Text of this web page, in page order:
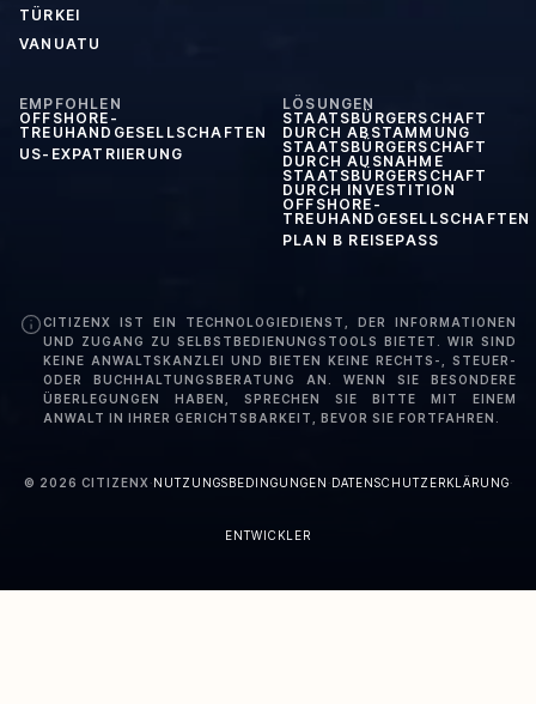
TÜRKEI
VANUATU
EMPFOHLEN
OFFSHORE-
TREUHANDGESELLSCHAFTEN
US-EXPATRIIERUNG
LÖSUNGEN
STAATSBÜRGERSCHAFT
DURCH ABSTAMMUNG
STAATSBÜRGERSCHAFT
DURCH AUSNAHME
STAATSBÜRGERSCHAFT
DURCH INVESTITION
OFFSHORE-
TREUHANDGESELLSCHAFTEN
PLAN B REISEPASS
CITIZENX IST EIN TECHNOLOGIEDIENST, DER INFORMATIONEN
UND ZUGANG ZU SELBSTBEDIENUNGSTOOLS BIETET. WIR SIND
KEINE ANWALTSKANZLEI UND BIETEN KEINE RECHTS-, STEUER-
ODER BUCHHALTUNGSBERATUNG AN. WENN SIE BESONDERE
ÜBERLEGUNGEN HABEN, SPRECHEN SIE BITTE MIT EINEM
ANWALT IN IHRER GERICHTSBARKEIT, BEVOR SIE FORTFAHREN.
© 2026 CITIZENX ·NUTZUNGSBEDINGUNGEN ·DATENSCHUTZERKLÄRUNG·
ENTWICKLER